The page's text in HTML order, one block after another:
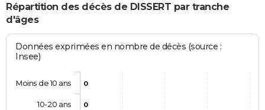
Répartition des décès de DISSERT par tranche
d'âges
Données exprimées en nombre de décès (source :
Insee)
0
0
Moins de 10 ans
10-20 ans